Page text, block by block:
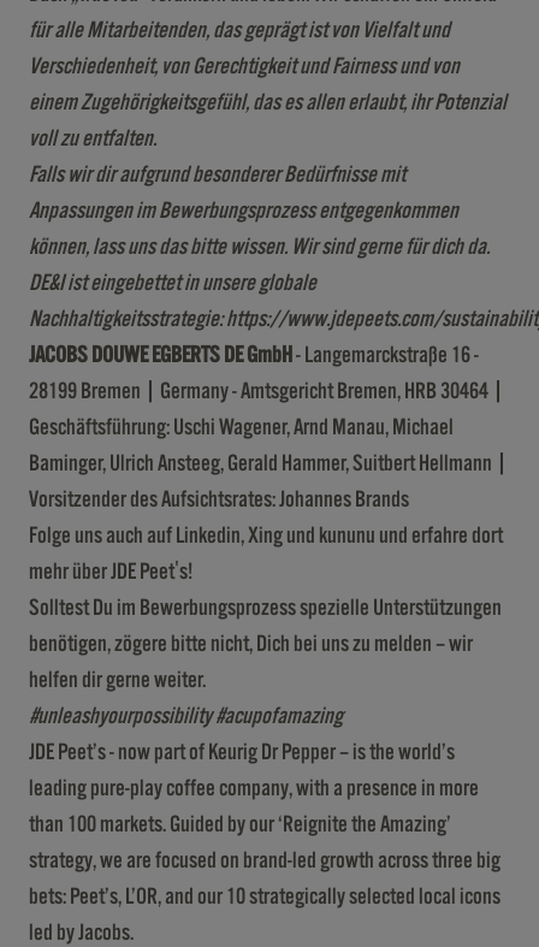
für alle Mitarbeitenden, das geprägt ist von Vielfalt und
Verschiedenheit, von Gerechtigkeit und Fairness und von
einem Zugehörigkeitsgefühl, das es allen erlaubt, ihr Potenzial
voll zu entfalten.
Falls wir dir aufgrund besonderer Bedürfnisse mit
Anpassungen im Bewerbungsprozess entgegenkommen
können, lass uns das bitte wissen. Wir sind gerne für dich da.
DE&I ist eingebettet in unsere globale
Nachhaltigkeitsstrategie:https://www.jdepeets.com/
JACOBS DOUWE EGBERTS DE GmbH - Langemarckstraße 16 -
28199 Bremen | Germany - Amtsgericht Bremen, HRB 30464 |
Geschäftsführung: Uschi Wagener, Arnd Manau, Michael
Baminger, Ulrich Ansteeg, Gerald Hammer, Suitbert Hellmann |
Vorsitzender des Aufsichtsrates: Johannes Brands
Folge uns auch auf Linkedin,Xing und kununu und erfahre dort
mehr über JDE Peet's!
Solltest Du im Bewerbungsprozess spezielle Unterstützungen
benötigen, zögere bitte nicht, Dich bei uns zu melden – wir
helfen dir gerne weiter.
#unleashyourpossibility #acupofamazing
JDE Peet’s - now part of Keurig Dr Pepper – is the world’s
leading pure-play coffee company, with a presence in more
than 100 markets. Guided by our ‘Reignite the Amazing’
strategy, we are focused on brand-led growth across three big
bets: Peet’s, L’OR, and our 10 strategically selected local icons
led by Jacobs.